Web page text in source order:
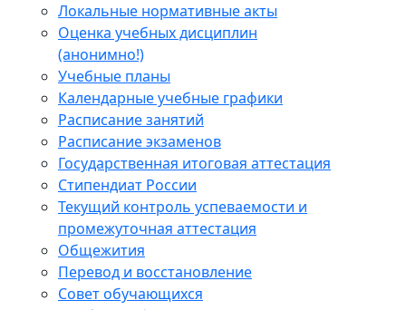
Локальные нормативные акты
Оценка учебных дисциплин
(анонимно!)
Учебные планы
Календарные учебные графики
Расписание занятий
Расписание экзаменов
Государственная итоговая аттестация
Стипендиат России
Текущий контроль успеваемости и
промежуточная аттестация
Общежития
Перевод и восстановление
Совет обучающихся